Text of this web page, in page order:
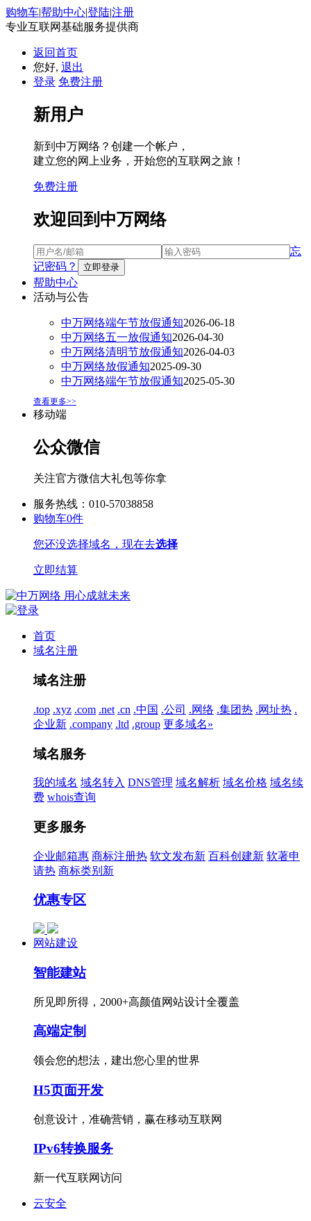
购物车|帮助中心|登陆|注册
专业互联网基础服务提供商
返回首页
您好, 退出
登录 免费注册
新用户
新到中万网络？创建一个帐户，
建立您的网上业务，开始您的互联网之旅！
免费注册
欢迎回到中万网络
忘
记密码？
帮助中心
活动与公告
中万网络端午节放假通知2026-06-18
中万网络五一放假通知2026-04-30
中万网络清明节放假通知2026-04-03
中万网络放假通知2025-09-30
中万网络端午节放假通知2025-05-30
查看更多>>
移动端
公众微信
关注官方微信大礼包等你拿
服务热线：010-57038858
购物车0件
您还没选择域名，现在去选择
立即结算
首页
域名注册
域名注册
.top .xyz .com .net .cn .中国 .公司 .网络 .集团热 .网址热 .
企业新 .company .ltd .group 更多域名»
域名服务
我的域名 域名转入 DNS管理 域名解析 域名价格 域名续
费 whois查询
更多服务
企业邮箱惠 商标注册热 软文发布新 百科创建新 软著申
请热 商标类别 新
优惠专区
网站建设
智能建站
所见即所得，2000+高颜值网站设计全覆盖
高端定制
领会您的想法，建出您心里的世界
H5页面开发
创意设计，准确营销，赢在移动互联网
IPv6转换服务
新一代互联网访问
云安全